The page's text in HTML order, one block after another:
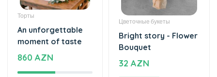
Торты
An unforgettable
moment of taste
860 AZN
Цветочные букеты
Bright story - Flower
Bouquet
32 AZN